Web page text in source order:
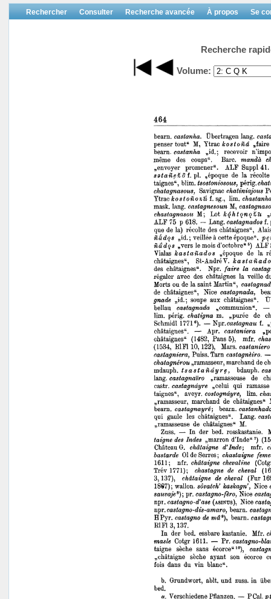
Rechercher Consulter Recherche avancée À propos Se
Recherche
Volume: